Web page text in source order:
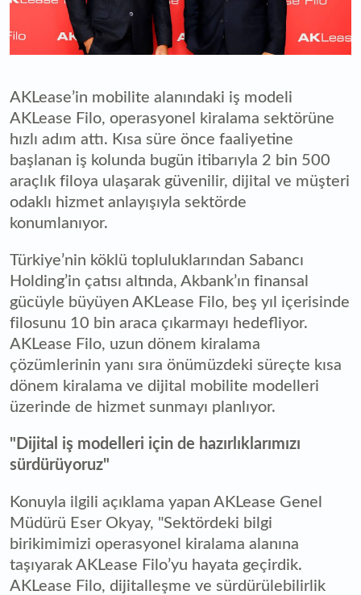
AKLease’in mobilite alanındaki iş modeli
AKLease Filo, operasyonel kiralama sektörüne
hızlı adım attı. Kısa süre önce faaliyetine
başlanan iş kolunda bugün itibarıyla 2 bin 500
araçlık filoya ulaşarak güvenilir, dijital ve müşteri
odaklı hizmet anlayışıyla sektörde
konumlanıyor.
Türkiye’nin köklü topluluklarından Sabancı
Holding’in çatısı altında, Akbank’ın finansal
gücüyle büyüyen AKLease Filo, beş yıl içerisinde
filosunu 10 bin araca çıkarmayı hedefliyor.
AKLease Filo, uzun dönem kiralama
çözümlerinin yanı sıra önümüzdeki süreçte kısa
dönem kiralama ve dijital mobilite modelleri
üzerinde de hizmet sunmayı planlıyor.
"Dijital iş modelleri için de hazırlıklarımızı
sürdürüyoruz"
Konuyla ilgili açıklama yapan AKLease Genel
Müdürü Eser Okyay, "Sektördeki bilgi
birikimimizi operasyonel kiralama alanına
taşıyarak AKLease Filo’yu hayata geçirdik.
AKLease Filo, dijitalleşme ve sürdürülebilirlik